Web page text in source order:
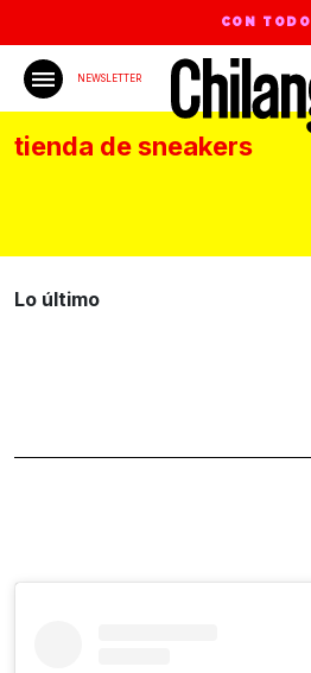
CON TODO
NEWSLETTER
tienda de sneakers
Lo último